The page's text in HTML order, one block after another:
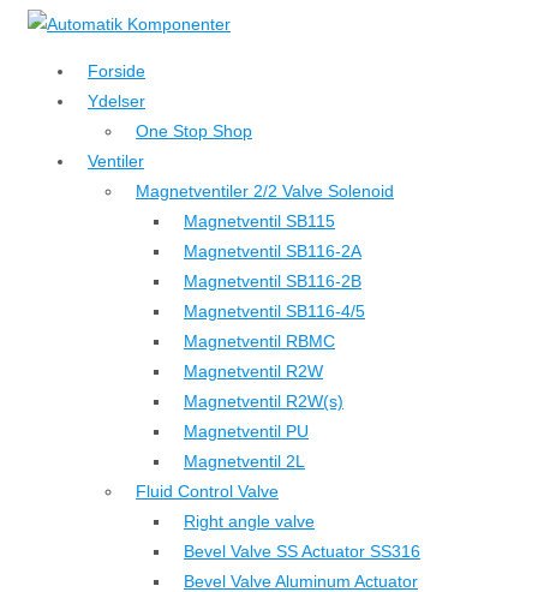
↓
hovedindhold
Forside
Ydelser
One Stop Shop
Ventiler
Magnetventiler 2/2 Valve Solenoid
Magnetventil SB115
Magnetventil SB116-2A
Magnetventil SB116-2B
Magnetventil SB116-4/5
Magnetventil RBMC
Magnetventil R2W
Magnetventil R2W(s)
Magnetventil PU
Magnetventil 2L
Fluid Control Valve
Right angle valve
Bevel Valve SS Actuator SS316
Bevel Valve Aluminum Actuator